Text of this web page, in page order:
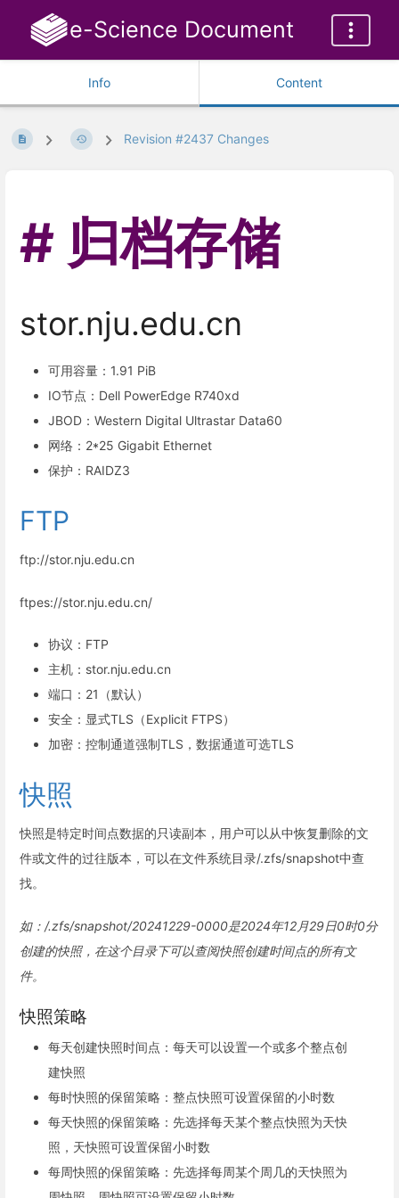
e-Science Document
Info Content
Revision #2437 Changes
归档存储
stor.nju.edu.cn
可用容量：1.91 PiB
IO节点：Dell PowerEdge R740xd
JBOD：Western Digital Ultrastar Data60
网络：2*25 Gigabit Ethernet
保护：RAIDZ3
FTP
ftp://stor.nju.edu.cn
ftpes://stor.nju.edu.cn/
协议：FTP
主机：stor.nju.edu.cn
端口：21（默认）
安全：显式TLS（Explicit FTPS）
加密：控制通道强制TLS，数据通道可选TLS
快照
快照是特定时间点数据的只读副本，用户可以从中恢复删除的文
件或文件的过往版本，可以在文件系统目录/.zfs/snapshot中查
找。
如：/.zfs/snapshot/20241229-0000是2024年12月29日0时0分
创建的快照，在这个目录下可以查阅快照创建时间点的所有文
件。
快照策略
每天创建快照时间点：每天可以设置一个或多个整点创
建快照
每时快照的保留策略：整点快照可设置保留的小时数
每天快照的保留策略：先选择每天某个整点快照为天快
照，天快照可设置保留小时数
每周快照的保留策略：先选择每周某个周几的天快照为